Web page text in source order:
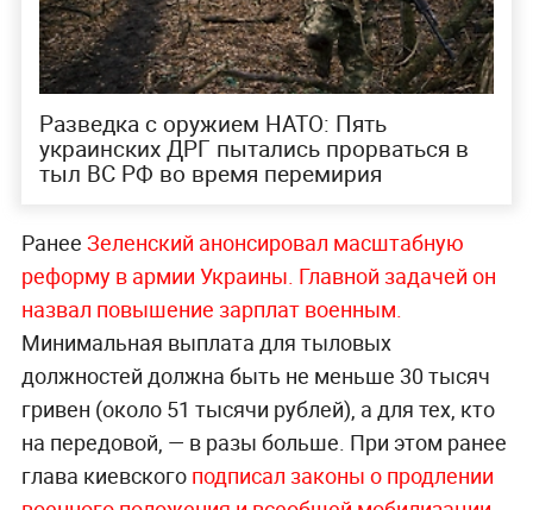
Разведка с оружием НАТО: Пять
украинских ДРГ пытались прорваться в
тыл ВС РФ во время перемирия
Ранее Зеленский анонсировал масштабную
реформу в армии Украины. Главной задачей он
назвал повышение зарплат военным.
Минимальная выплата для тыловых
должностей должна быть не меньше 30 тысяч
гривен (около 51 тысячи рублей), а для тех, кто
на передовой, — в разы больше. При этом ранее
глава киевского подписал законы о продлении